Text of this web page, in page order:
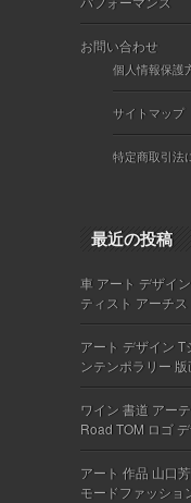
お問い合わせ
個人情報保護
サイトマップ
特定商取引法
最近の投稿
車 アート デザイ
ティスト アーチ
アート デザイン
ンテンポラリー
ワイン 書道 アー
Road TOM ロゴ
アート 作品 山口
モードファッショ